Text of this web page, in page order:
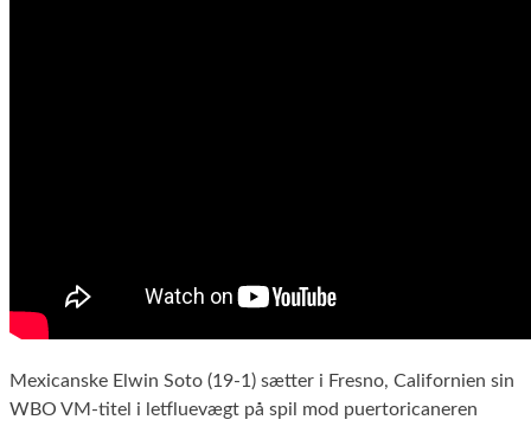
Mexicanske Elwin Soto (19-1) sætter i Fresno, Californien sin
WBO VM-titel i letfluevægt på spil mod puertoricaneren